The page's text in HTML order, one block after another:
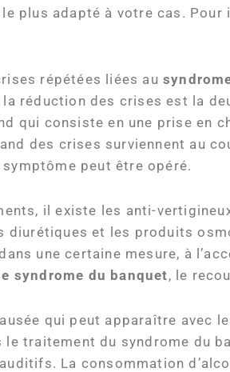
plus adapté à votre cas.
répétées liées au
réduction des crises est la
qui consiste en une prise en
des crises surviennent au
symptôme peut être opéré.
il existe les anti-
diurétiques et les produits
une certaine mesure, à
syndrome du banquet, le
qui peut apparaître avec
le traitement du syndrome du
La consommation